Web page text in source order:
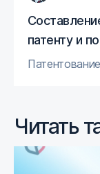
патенту и
Патентование
Читать